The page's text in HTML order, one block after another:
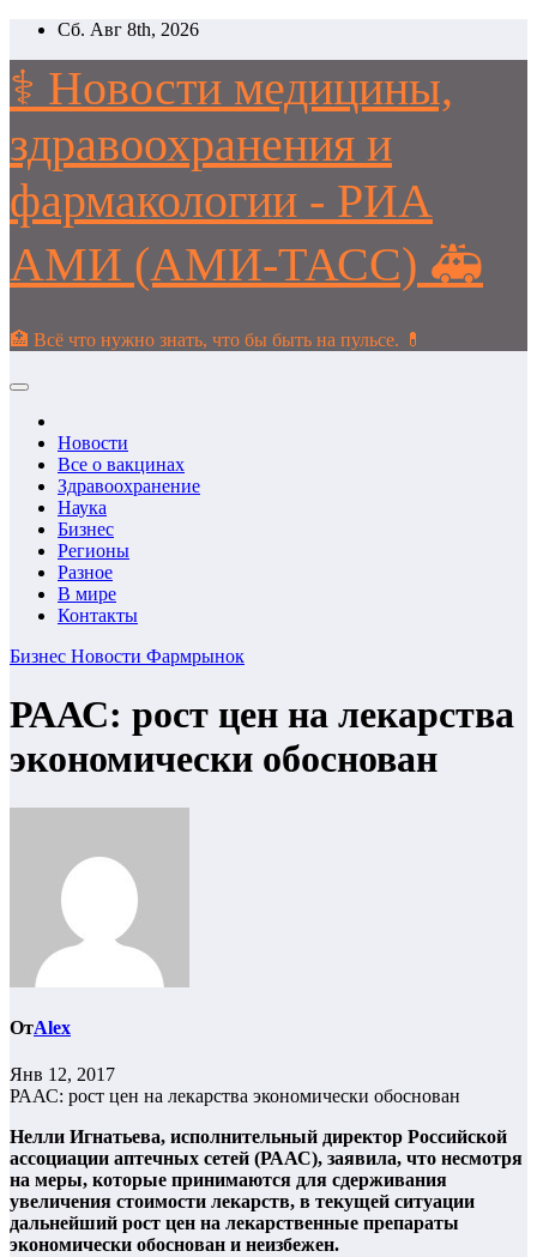
Перейти
содержимому
Сб. Авг 8th, 2026
⚕️ Новости медицины,
здравоохранения и
фармакологии - РИА
АМИ (АМИ-ТАСС) 🚑
🏥 Всё что нужно знать, что бы быть на пульсе. 💊
Новости
Все о вакцинах
Здравоохранение
Наука
Бизнес
Регионы
Разное
В мире
Контакты
Бизнес Новости Фармрынок
РААС: рост цен на лекарства
экономически обоснован
ОтAlex
Янв 12, 2017
РААС: рост цен на лекарства экономически обоснован
Нелли Игнатьева, исполнительный директор Российской
ассоциации аптечных сетей (РААС), заявила, что несмотря
на меры, которые принимаются для сдерживания
увеличения стоимости лекарств, в текущей ситуации
дальнейший рост цен на лекарственные препараты
экономически обоснован и неизбежен.